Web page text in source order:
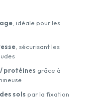
, idéale pour les
, sécurisant les
protéines grâce à
sols par la fixation